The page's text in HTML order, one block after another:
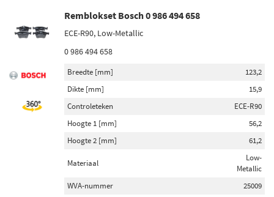
Remblokset Bosch 0 986 494 658
ECE-R90, Low-Metallic
0 986 494 658
Breedte [mm]
123,2
Dikte [mm]
15,9
Controleteken
ECE-R90
Hoogte 1 [mm]
56,2
Hoogte 2 [mm]
61,2
Materiaal
Low-
Metallic
WVA-nummer
25009